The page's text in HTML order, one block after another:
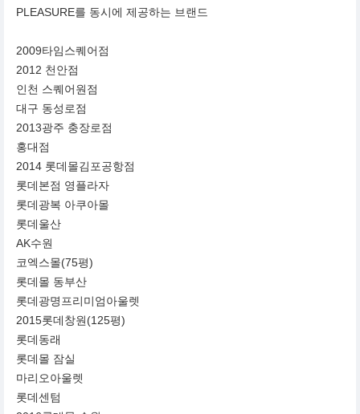
PLEASURE를 동시에 제공하는 브랜드
2009타임스퀘어점
2012 천안점
인천 스퀘어원점
대구 동성로점
2013광주 충장로점
홍대점
2014 롯데몰김포공항점
롯데본점 영플라자
롯데광복 아쿠아몰
롯데울산
AK수원
코엑스몰(75평)
롯데몰 동부산
롯데광명프리미엄아울렛
2015롯데창원(125평)
롯데동래
롯데몰 잠실
마리오아울렛
롯데센텀